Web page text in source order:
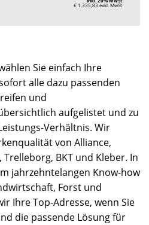
€ 1.335,83 exkl. MwSt
Sie einfach Ihre
alle dazu passenden
und
aufgelistet und zu
Verhältnis. Wir
von Alliance,
BKT und Kleber. In
jahrzehntelangen Know-how
Forst und
Ihre Top-Adresse, wenn Sie
die passende Lösung für